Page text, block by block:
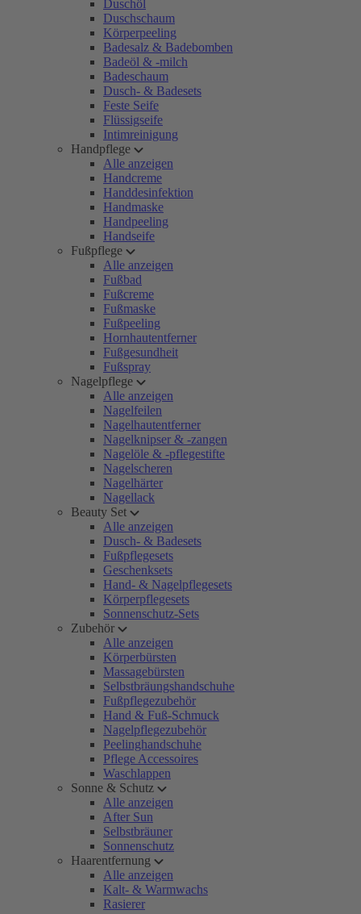
Duschöl
Duschschaum
Körperpeeling
Badesalz & Badebomben
Badeöl & -milch
Badeschaum
Dusch- & Badesets
Feste Seife
Flüssigseife
Intimreinigung
Handpflege
Alle anzeigen
Handcreme
Handdesinfektion
Handmaske
Handpeeling
Handseife
Fußpflege
Alle anzeigen
Fußbad
Fußcreme
Fußmaske
Fußpeeling
Hornhautentferner
Fußgesundheit
Fußspray
Nagelpflege
Alle anzeigen
Nagelfeilen
Nagelhautentferner
Nagelknipser & -zangen
Nagelöle & -pflegestifte
Nagelscheren
Nagelhärter
Nagellack
Beauty Set
Alle anzeigen
Dusch- & Badesets
Fußpflegesets
Geschenksets
Hand- & Nagelpflegesets
Körperpflegesets
Sonnenschutz-Sets
Zubehör
Alle anzeigen
Körperbürsten
Massagebürsten
Selbstbräungshandschuhe
Fußpflegezubehör
Hand & Fuß-Schmuck
Nagelpflegezubehör
Peelinghandschuhe
Pflege Accessoires
Waschlappen
Sonne & Schutz
Alle anzeigen
After Sun
Selbstbräuner
Sonnenschutz
Haarentfernung
Alle anzeigen
Kalt- & Warmwachs
Rasierer